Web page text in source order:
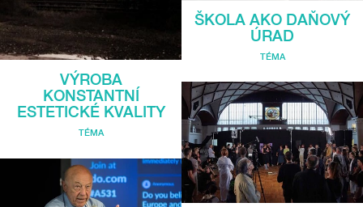
VÝROBA
KONSTANTNÍ
ESTETICKÉ KVALITY
TÉMA
ŠKOLA AKO DAŇOVÝ
ÚRAD
TÉMA